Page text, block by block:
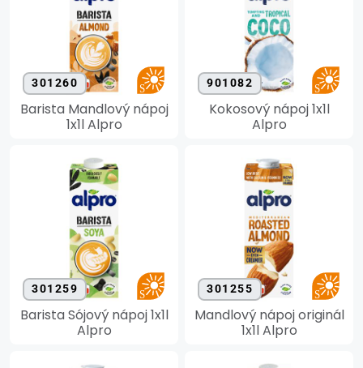
301260
Barista Mandlový nápoj
1x1l Alpro
901082
Kokosový nápoj 1x1l
Alpro
301259
Barista Sójový nápoj 1x1l
Alpro
301255
Mandlový nápoj originál
1x1l Alpro